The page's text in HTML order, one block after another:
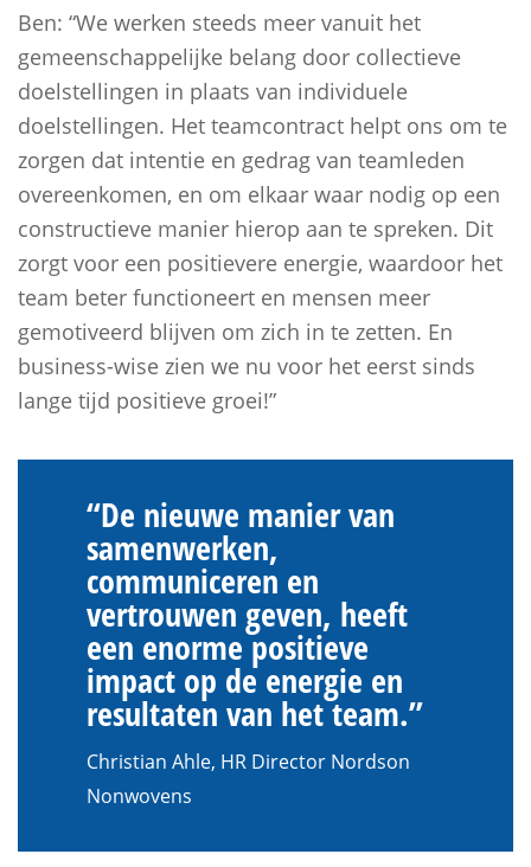
Ben: “We werken steeds meer vanuit het
gemeenschappelijke belang door collectieve
doelstellingen in plaats van individuele
doelstellingen. Het teamcontract helpt ons om te
zorgen dat intentie en gedrag van teamleden
overeenkomen, en om elkaar waar nodig op een
constructieve manier hierop aan te spreken. Dit
zorgt voor een positievere energie, waardoor het
team beter functioneert en mensen meer
gemotiveerd blijven om zich in te zetten. En
business-wise zien we nu voor het eerst sinds
lange tijd positieve groei!”
“De nieuwe manier van
samenwerken,
communiceren en
vertrouwen geven, heeft
een enorme positieve
impact op de energie en
resultaten van het team.”
Christian Ahle, HR Director Nordson
Nonwovens